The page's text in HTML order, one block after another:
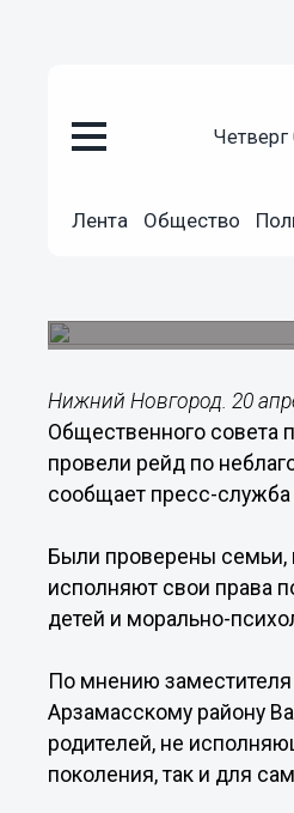
Лента Общество
20.04.201512:47
Нижний Новгород. 20
Общественного совета
провели рейд по
сообщает пресс-
Были проверены семьи,
исполняют свои права
детей и морально-
По мнению
Арзамасскому району
родителей, не
поколения, так и для